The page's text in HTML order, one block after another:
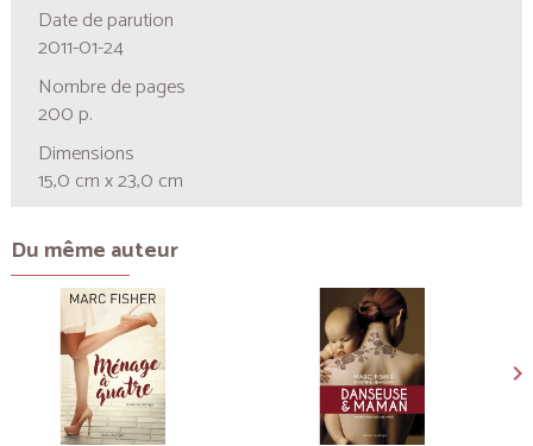
Date de parution
2011-01-24
Nombre de pages
200 p.
Dimensions
15,0 cm x 23,0 cm
Du même auteur